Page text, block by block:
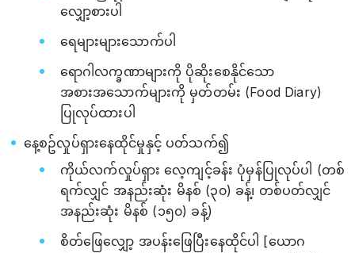
လျှော့စားပါ
ရေများများသောက်ပါ
ရောဂါလက္ခဏာများကို ပိုဆိုးစေနိုင်သော
အစားအသောက်များကို မှတ်တမ်း (Food Diary)
ပြုလုပ်ထားပါ
နေ့စဥ်လှုပ်ရှားနေထိုင်မှုနှင့် ပတ်သက်၍
ကိုယ်လက်လှုပ်ရှား လေ့ကျင့်ခန်း ပုံမှန်ပြုလုပ်ပါ (တစ်
ရက်လျှင် အနည်းဆုံး မိနစ် (၃၀) ခန့်၊ တစ်ပတ်လျှင်
အနည်းဆုံး မိနစ် (၁၅၀) ခန့်)
စိတ်ဖြေလျှော့ အပန်းဖြေပြီးနေထိုင်ပါ [ယောဂ